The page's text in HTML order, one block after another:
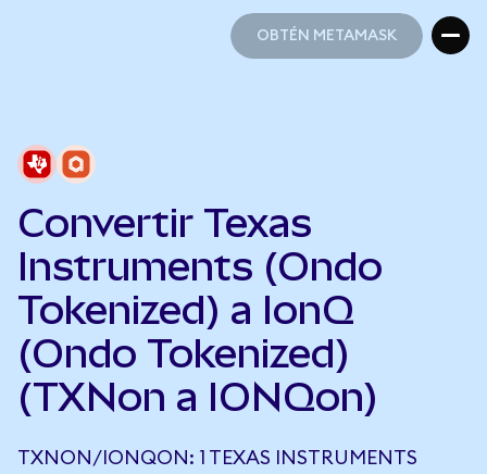
OBTÉN METAMASK
Convertir Texas
Instruments (Ondo
Tokenized) a IonQ
(Ondo Tokenized)
(TXNon a IONQon)
TXNON/IONQON: 1 TEXAS INSTRUMENTS